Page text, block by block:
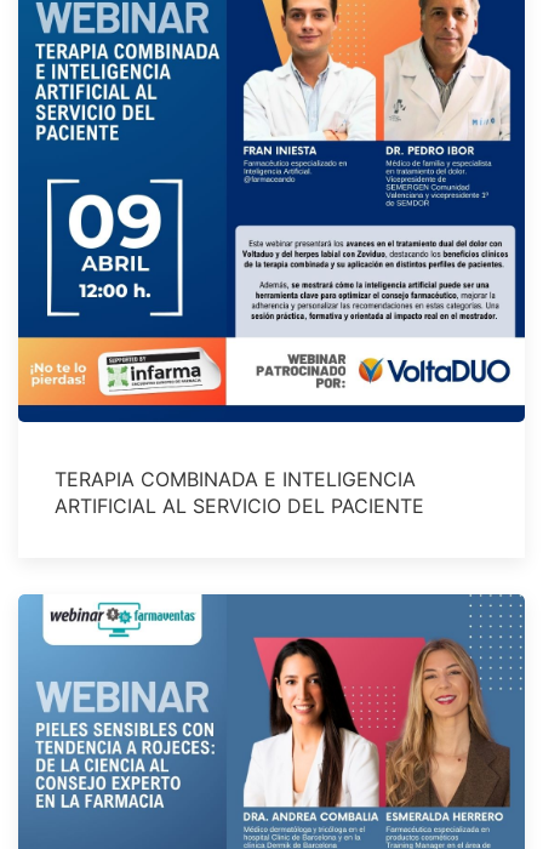
TERAPIA COMBINADA E INTELIGENCIA
ARTIFICIAL AL SERVICIO DEL PACIENTE